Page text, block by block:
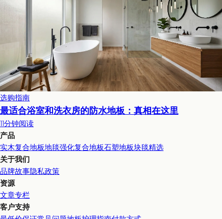
选购指南
最适合浴室和洗衣房的防水地板：真相在这里
11分钟阅读
产品
实木复合地板地毯强化复合地板石塑地板块毯精选
关于我们
品牌故事隐私政策
资源
文章专栏
客户支持